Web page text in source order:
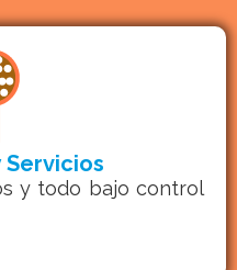
Servicios
y todo bajo control